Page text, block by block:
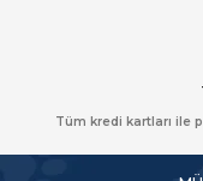
Tüm kredi kartları ile